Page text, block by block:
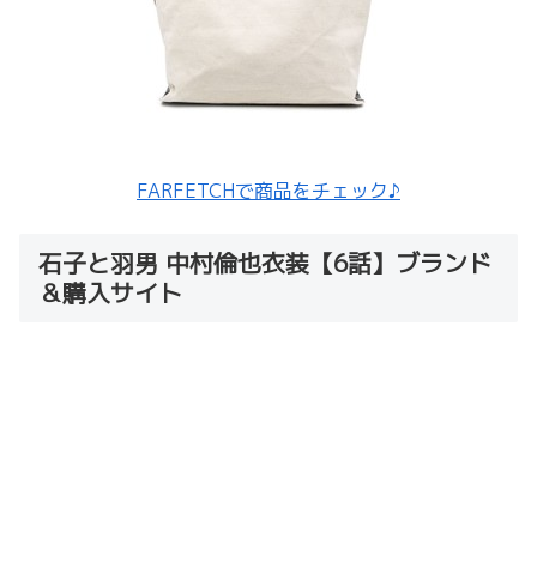
FARFETCHで商品をチェック♪
石子と羽男 中村倫也衣装【6話】ブランド
＆購入サイト